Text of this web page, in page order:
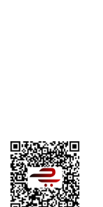
HP LaserJet
STOK BİLGİSİNİ
HP